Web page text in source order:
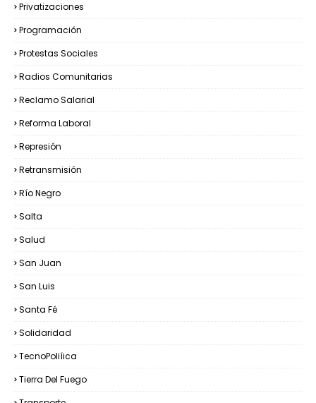
Privatizaciones
Programación
Protestas Sociales
Radios Comunitarias
Reclamo Salarial
Reforma Laboral
Represión
Retransmisión
Río Negro
Salta
Salud
San Juan
San Luis
Santa Fé
Solidaridad
TecnoPoliíica
Tierra Del Fuego